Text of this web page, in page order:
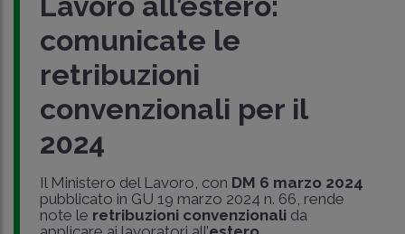
comunicate le
retribuzioni
convenzionali per il
2024
Il Ministero del Lavoro, con DM 6 marzo 2024
pubblicato in GU 19 marzo 2024 n. 66, rende
note le retribuzioni convenzionalida